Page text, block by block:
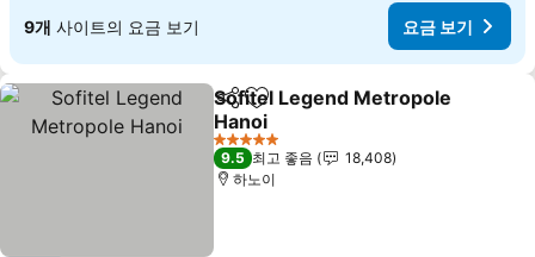
9개 사이트의 요금 보기 요금 보기
공유 즐겨찾기에 추가
Sofitel Legend Metropole
Hanoi
요금 보기
5 성급
9.5 최고 좋음
18,408
하노이